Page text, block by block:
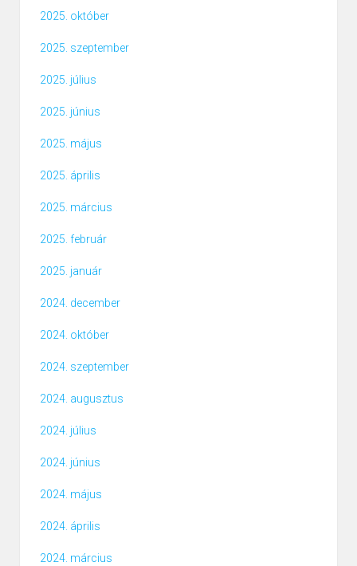
2025. október
2025. szeptember
2025. július
2025. június
2025. május
2025. április
2025. március
2025. február
2025. január
2024. december
2024. október
2024. szeptember
2024. augusztus
2024. július
2024. június
2024. május
2024. április
2024. március